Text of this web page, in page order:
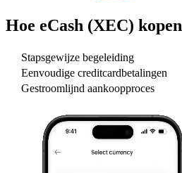
Hoe eCash (XEC) kopen
Stapsgewijze begeleiding
Eenvoudige creditcardbetalingen
Gestroomlijnd aankoopproces